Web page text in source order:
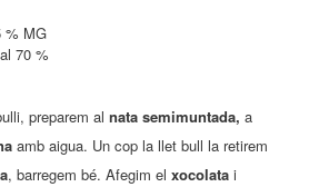
% MG
al 70 %
preparem alnata semimuntada, a
amb aigua. Un cop la llet bull la retirem
, barregem bé. Afegim elxocolata i